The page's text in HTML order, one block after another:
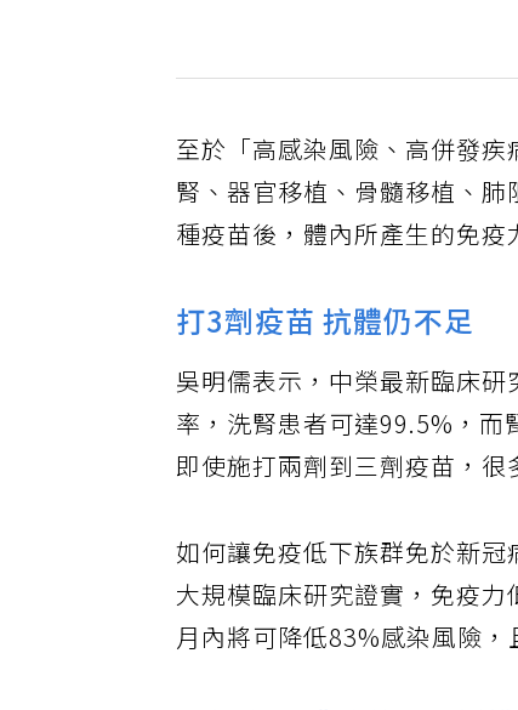
至於「高感染風險、高併發
腎、器官移植、骨髓移植、
種疫苗後，體內所產生的免疫
打3劑疫苗 抗體仍不足
吳明儒表示，中榮最新臨床
率，洗腎患者可達99.5%，而
即使施打兩劑到三劑疫苗，很
如何讓免疫低下族群免於新
大規模臨床研究證實，免疫
月內將可降低83%感染風險，